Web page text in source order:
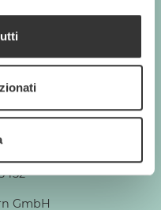
Reggio Emilia
GmbH